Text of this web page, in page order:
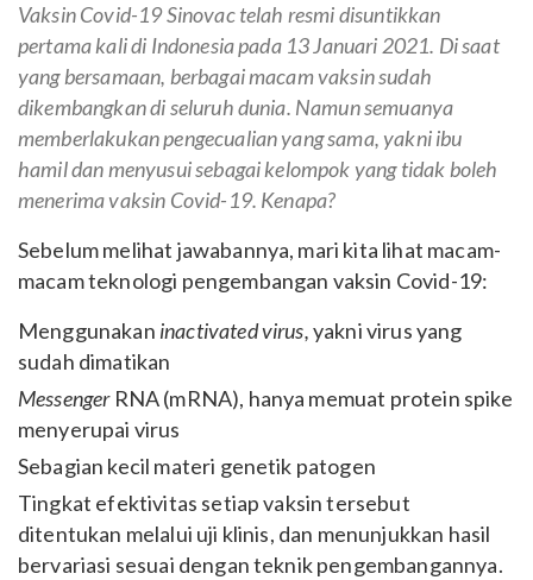
Vaksin Covid-19 Sinovac telah resmi disuntikkan
pertama kali di Indonesia pada 13 Januari 2021. Di saat
yang bersamaan, berbagai macam vaksin sudah
dikembangkan di seluruh dunia. Namun semuanya
memberlakukan pengecualian yang sama, yakni ibu
hamil dan menyusui sebagai kelompok yang tidak boleh
menerima vaksin Covid-19. Kenapa?
Sebelum melihat jawabannya, mari kita lihat macam-
macam teknologi pengembangan vaksin Covid-19:
Menggunakan inactivated virus,yakni virus yang
sudah dimatikan
MessengerRNA (mRNA), hanya memuat protein spike
menyerupai virus
Sebagian kecil materi genetik patogen
Tingkat efektivitas setiap vaksin tersebut
ditentukan melalui uji klinis, dan menunjukkan hasil
bervariasi sesuai dengan teknik pengembangannya.